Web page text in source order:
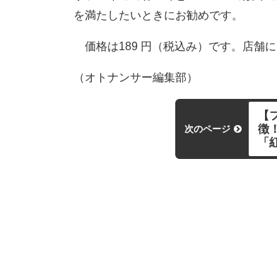
を満たしたいときにお勧めです。
価格は189 円（税込み）です。店舗
（オトナンサー編集部）
次のページ
【
徴
「